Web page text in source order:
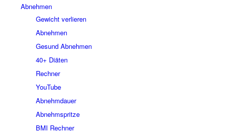
Abnehmen
Gewicht verlieren
Abnehmen
Gesund Abnehmen
40+ Diäten
Rechner
YouTube
Abnehmdauer
Abnehmspritze
BMI Rechner